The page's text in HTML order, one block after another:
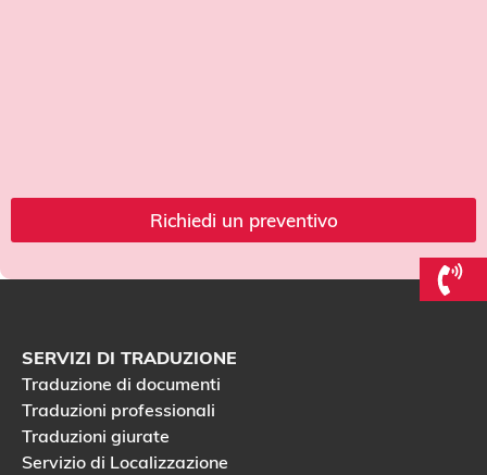
Richiedi un preventivo
SERVIZI DI TRADUZIONE
Traduzione di documenti
Traduzioni professionali
Traduzioni giurate
Servizio di Localizzazione